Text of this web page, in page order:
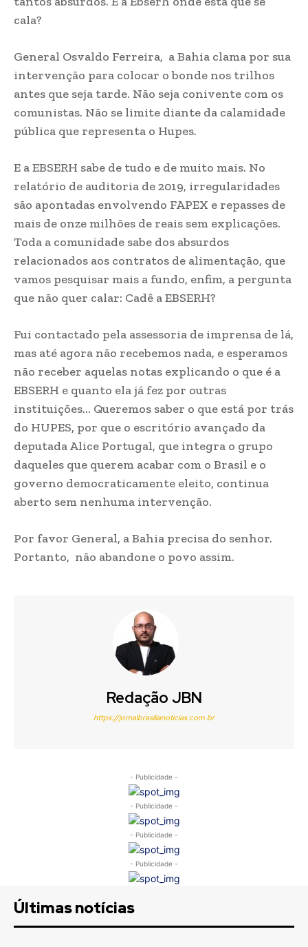
cala?
General Osvaldo Ferreira, a Bahia clama por sua
intervenção para colocar o bonde nos trilhos
antes que seja tarde. Não seja conivente com os
comunistas. Não se limite diante da calamidade
pública que representa o Hupes.
E a EBSERH sabe de tudo e de muito mais. No
relatório de auditoria de 2019, irregularidades
são apontadas envolvendo FAPEX e repasses de
mais de onze milhões de reais sem explicações.
Toda a comunidade sabe dos absurdos
relacionados aos contratos de alimentação, que
vamos pesquisar mais a fundo, enfim, a pergunta
que não quer calar: Cadê a EBSERH?
Fui contactado pela assessoria de imprensa de lá,
mas até agora não recebemos nada, e esperamos
não receber aquelas notas explicando o que é a
EBSERH e quanto ela já fez por outras
instituições… Queremos saber o que está por trás
do HUPES, por que o escritório avançado da
deputada Alice Portugal, que integra o grupo
daqueles que querem acabar com o Brasil e o
governo democraticamente eleito, continua
aberto sem nenhuma intervenção.
Por favor General, a Bahia precisa do senhor.
Portanto, não abandone o povo assim.
Redação JBN
https://jornalbrasilianoticias.com.br
- Publicidade -
- Publicidade -
- Publicidade -
- Publicidade -
Últimas notícias